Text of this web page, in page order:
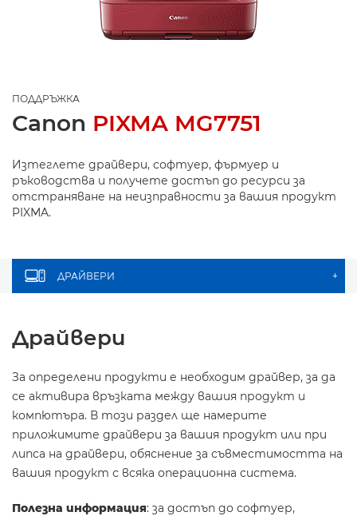
ПОДДРЪЖКА
Canon PIXMA MG7751
Изтеглете драйвери, софтуер, фърмуер и
ръководства и получете достъп до ресурси за
отстраняване на неизправности за вашия продукт
PIXMA.
ДРАЙВЕРИ +
Драйвери
За определени продукти е необходим драйвер, за да
се активира връзката между вашия продукт и
компютъра. В този раздел ще намерите
приложимите драйвери за вашия продукт или при
липса на драйвери, обяснение за съвместимостта на
вашия продукт с всяка операционна система.
Полезна информация: за достъп до софтуер,